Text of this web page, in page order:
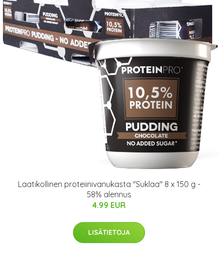
Laatikollinen proteiinivanukasta "Suklaa" 8 x 150 g -
58% alennus
4.99 EUR
LISÄTIETOJA